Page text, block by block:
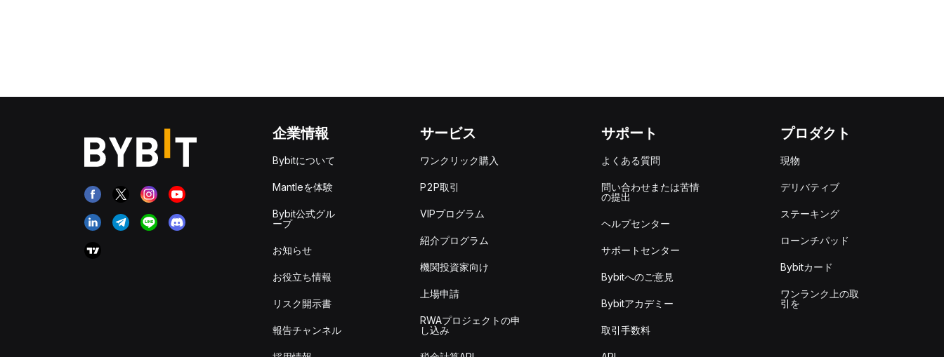
企業情報
Bybitについて
Mantleを体験
Bybit公式グル
ープ
お知らせ
お役立ち情報
リスク開示書
報告チャンネル
サービス
ワンクリック購入
P2P取引
VIPプログラム
紹介プログラム
機関投資家向け
上場申請
RWAプロジェクトの申
し込み
サポート
よくある質問
問い合わせまたは苦情
の提出
ヘルプセンター
サポートセンター
Bybitへのご意見
Bybitアカデミー
取引手数料
プロダクト
現物
デリバティブ
ステーキング
ローンチパッド
Bybitカード
ワンランク上の取
引を